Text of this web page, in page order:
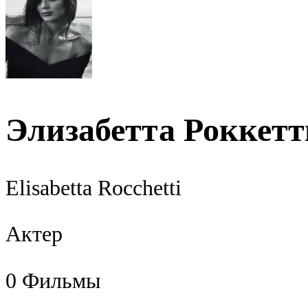
Элизабетта
Elisabetta Rocchetti
Актер
0 Фильмы